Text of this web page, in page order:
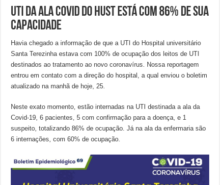
UTI da Ala Covid do HUST está com 86% de sua
capacidade
Havia chegado a informação de que a UTI do Hospital universitário
Santa Terezinha estava com 100% de ocupação dos leitos de UTI
destinados ao tratamento ao novo coronavírus. Nossa reportagem
entrou em contato com a direção do hospital, a qual enviou o boletim
atualizado na manhã de hoje, 25.
Neste exato momento, estão internadas na UTI destinada a ala da
Covid-19, 6 pacientes, 5 com confirmação para a doença, e 1
suspeito, totalizando 86% de ocupação. Já na ala da enfermaria são
6 internações, com 60% de ocupação.